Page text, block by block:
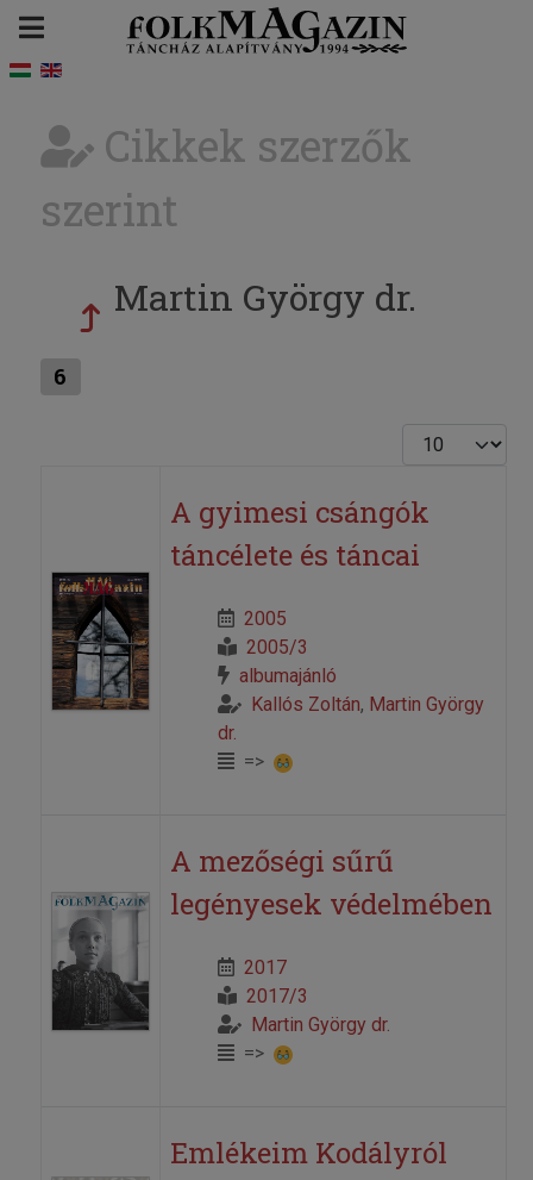
Cikkek szerzők
szerint
Martin György dr.
6
Tételek #
A gyimesi csángók
táncélete és táncai
2005
2005/3
albumajánló
Kallós Zoltán, Martin György
dr.
=>
A mezőségi sűrű
legényesek védelmében
2017
2017/3
Martin György dr.
=>
Emlékeim Kodályról